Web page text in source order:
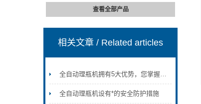
查看全部产品
相关文章/ Related articles
全自动理瓶机拥有5大优势，您掌握了几点？
全自动理瓶机设有*的安全防护措施